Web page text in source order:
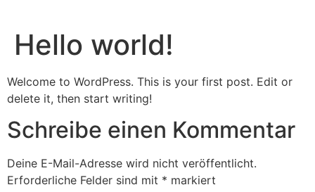
Hello world!
Welcome to WordPress. This is your first post. Edit or
delete it, then start writing!
Schreibe einen Kommentar
Deine E-Mail-Adresse wird nicht veröffentlicht.
Erforderliche Felder sind mit * markiert